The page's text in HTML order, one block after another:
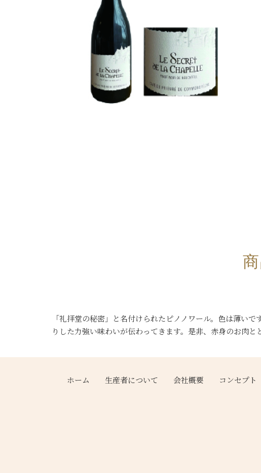
「礼拝堂の秘密」と名付けられたピノノワール。色は薄い
りした力強い味わいが伝わってきます。是非、赤身のお肉と
ホーム 生産者について 会社概要 コンセプト